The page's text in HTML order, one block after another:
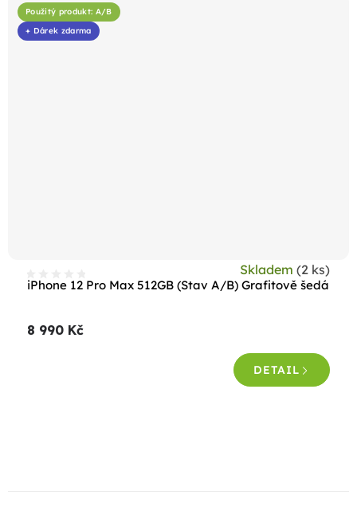
Použitý produkt: A/B
+ Dárek zdarma
iPhone 12 Pro Max 512GB (Stav A/B) Grafitově šedá
Skladem (2 ks)
8 990 Kč
DETAIL